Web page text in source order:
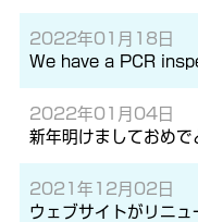
2022年01月18日
We have a PCR
2022年01月04日
新年明けましておめで
2021年12月02日
ウェブサイトがリニュ